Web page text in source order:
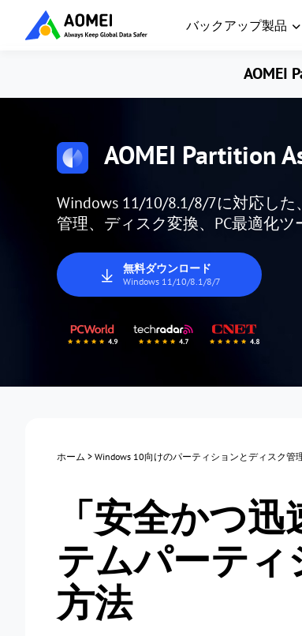
バックアップ製品
AOMEI
AOMEI Partition
Windows 11/10/8.1/8/7に対応し
管理、ディスク変換、PC最適化ツ
無料ダウンロード
Windows 11/10/8.1/8/7
ホーム > Windows 10向けのパーティションとディスク管
「安全かつ
テムパーテ
方法